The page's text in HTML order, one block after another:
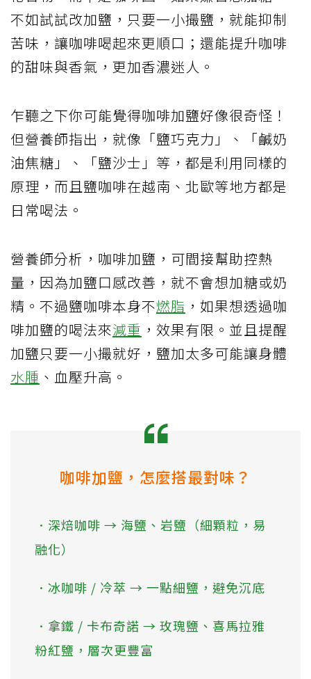
不如試試改加鹽，只要一小撮鹽，就能抑制
苦味，讓咖啡喝起來更順口；還能提升咖啡
的甜味與香氣，更加香濃迷人。
乍聽之下你可能覺得咖啡加鹽好像很奇怪！
但營養師指出，就像「鹽巧克力」、「鹹奶
油焦糖」、「鹽沙士」等，都是利用同樣的
原理，而且鹽咖啡在越南、北歐等地方都是
日常喝法。
營養師分析，咖啡加鹽，可間接幫助控熱
量，因為加鹽口感改善，就不會想加糖或奶
精。不過鹽咖啡本身不燃脂 ，如果想透過咖
啡加鹽的喝法來減重 ，效果有限。並且提醒
加鹽只要一小撮就好，鹽加太多可能讓身體
水腫 、血壓升高。
咖啡加鹽，怎麼搭最對味？
．深焙咖啡 → 海鹽、岩鹽（細顆粒，易
融化）
．冰咖啡 / 冷萃 → 一點細鹽，避免沉底
．拿鐵 / 卡布奇諾 → 玫瑰鹽、喜馬拉雅
粉紅鹽，層次更豐富